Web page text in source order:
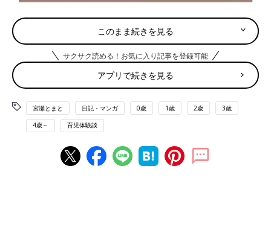
このまま続きを見る
サクサク読める！お気に入り記事を登録可能
アプリで続きを見る
宮瀬とまと 日記・マンガ 0歳 1歳 2歳 3歳
4歳～ 育児体験談